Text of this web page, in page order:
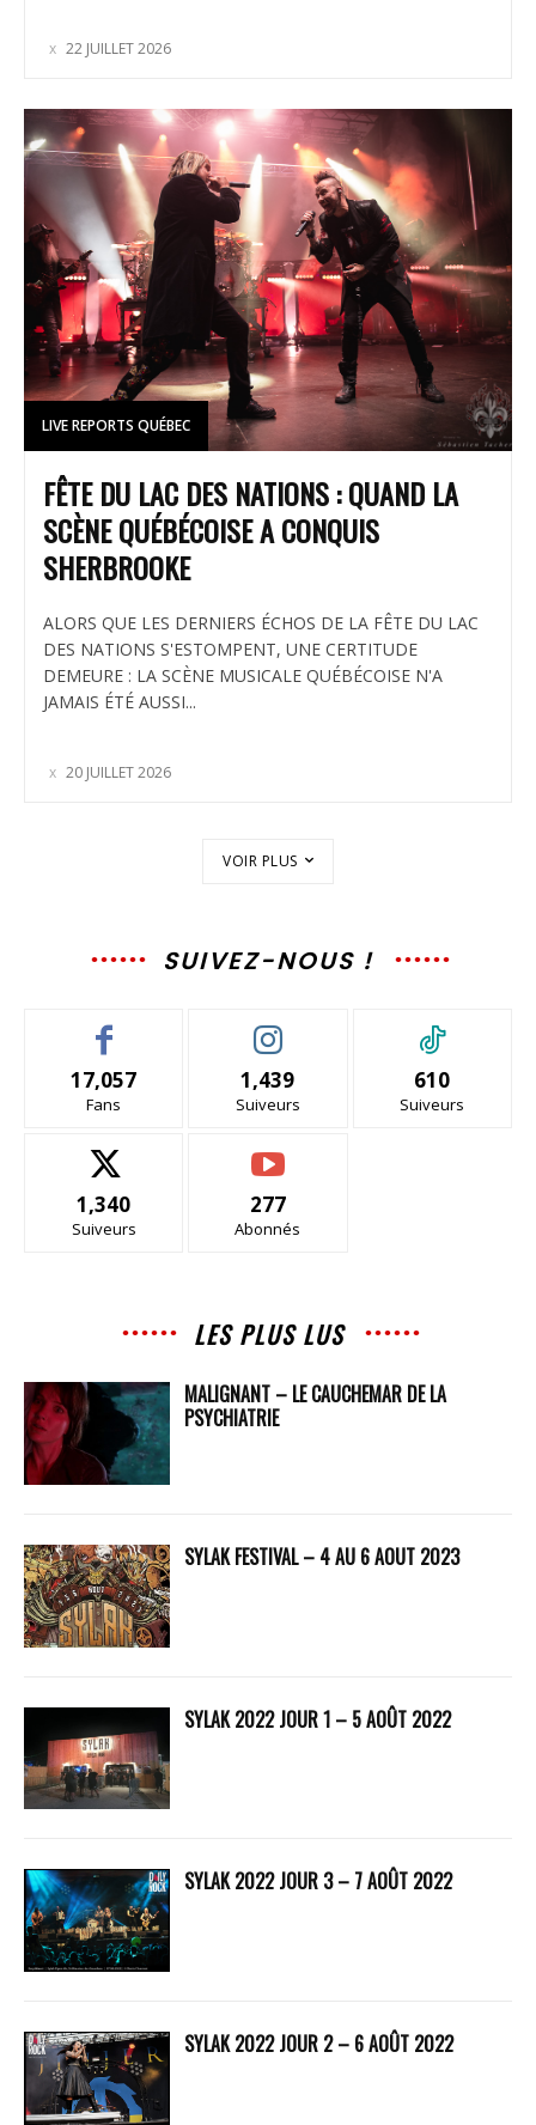
22 JUILLET 2026
LIVE REPORTS QUÉBEC
FÊTE DU LAC DES NATIONS : QUAND LA
SCÈNE QUÉBÉCOISE A CONQUIS
SHERBROOKE
ALORS QUE LES DERNIERS ÉCHOS DE LA FÊTE DU LAC
DES NATIONS S'ESTOMPENT, UNE CERTITUDE
DEMEURE : LA SCÈNE MUSICALE QUÉBÉCOISE N'A
JAMAIS ÉTÉ AUSSI...
20 JUILLET 2026
VOIR PLUS
SUIVEZ-NOUS !
17,057
Fans
1,439
Suiveurs
610
Suiveurs
1,340
Suiveurs
277
Abonnés
LES PLUS LUS
MALIGNANT – LE CAUCHEMAR DE LA
PSYCHIATRIE
SYLAK FESTIVAL – 4 AU 6 AOUT 2023
SYLAK 2022 JOUR 1 – 5 AOÛT 2022
SYLAK 2022 JOUR 3 – 7 AOÛT 2022
SYLAK 2022 JOUR 2 – 6 AOÛT 2022